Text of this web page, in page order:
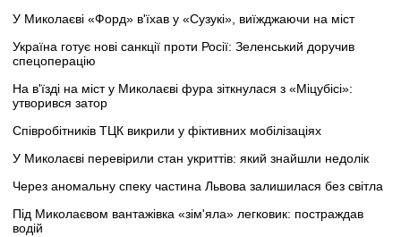
У Миколаєві «Форд» в'їхав у «Сузукі», виїжджаючи на міст
Україна готує нові санкції проти Росії: Зеленський доручив
спецоперацію
На в'їзді на міст у Миколаєві фура зіткнулася з «Міцубісі»:
утворився затор
Співробітників ТЦК викрили у фіктивних мобілізаціях
У Миколаєві перевірили стан укриттів: який знайшли недолік
Через аномальну спеку частина Львова залишилася без світла
Під Миколаєвом вантажівка «зім'яла» легковик: постраждав
водій